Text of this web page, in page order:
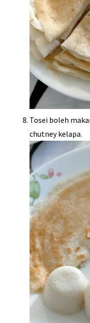
Tosei boleh
chutney kelapa.